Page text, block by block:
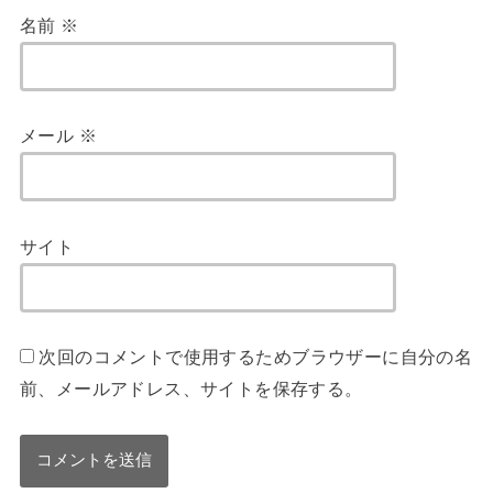
名前 ※
メール ※
サイト
次回のコメントで使用するためブラウザーに自分の名
前、メールアドレス、サイトを保存する。